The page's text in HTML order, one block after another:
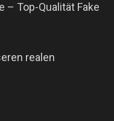
– Top-Qualität Fake
realen